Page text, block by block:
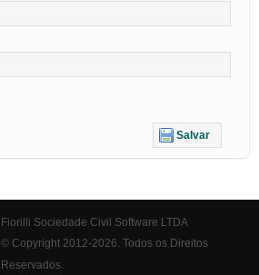
Salvar
Fiorilli Sociedade Civil Software LTDA
© Copyright 2012-2026. Todos os Direitos
Reservados.